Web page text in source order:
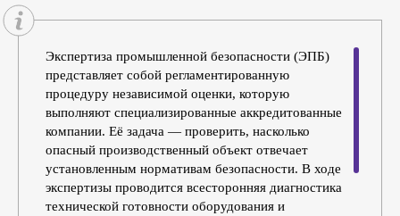
Экспертиза промышленной безопасности (ЭПБ)
представляет собой регламентированную
процедуру независимой оценки, которую
выполняют специализированные аккредитованные
компании. Её задача — проверить, насколько
опасный производственный объект отвечает
установленным нормативам безопасности. В ходе
экспертизы проводится всесторонняя диагностика
технической готовности оборудования и